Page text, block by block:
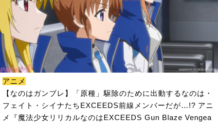
アニメ
【なのはガンブレ】「原種」駆除のために出動するなのは・
フェイト・シイナたちEXCEEDS前線メンバーだが…!? アニ
メ『魔法少女リリカルなのはEXCEEDS Gun Blaze Vengea